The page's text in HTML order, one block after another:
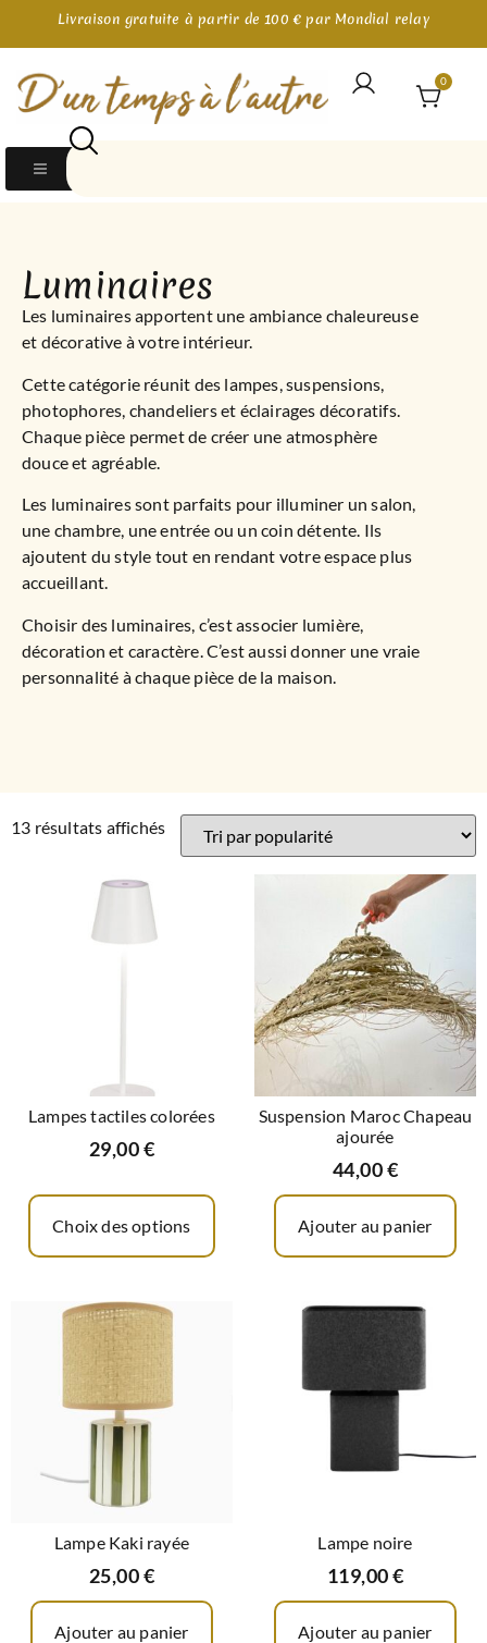
Livraison gratuite à partir de 100 € par Mondial relay
0
Luminaires
Les luminaires apportent une ambiance chaleureuse
et décorative à votre intérieur.
Cette catégorie réunit des lampes, suspensions,
photophores, chandeliers et éclairages décoratifs.
Chaque pièce permet de créer une atmosphère
douce et agréable.
Les luminaires sont parfaits pour illuminer un salon,
une chambre, une entrée ou un coin détente. Ils
ajoutent du style tout en rendant votre espace plus
accueillant.
Choisir des luminaires, c’est associer lumière,
décoration et caractère. C’est aussi donner une vraie
personnalité à chaque pièce de la maison.
13 résultats affichés
Lampes tactiles colorées
29,00€
Choix des options
Suspension Maroc Chapeau
ajourée
44,00€
Ajouter au panier
Lampe Kaki rayée
25,00€
Ajouter au panier
Lampe noire
119,00€
Ajouter au panier